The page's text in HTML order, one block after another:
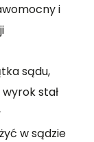
i
sądu,
stał
w sądzie